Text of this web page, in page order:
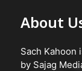
About
Sach Kahoon
by Sajag